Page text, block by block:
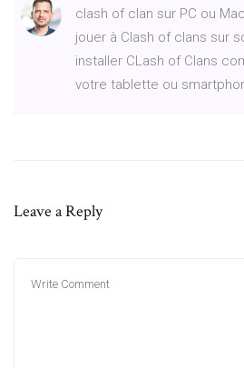
clash of clan sur PC ou
jouer à Clash of clans sur
installer CLash of Clans
votre tablette ou
Leave a Reply